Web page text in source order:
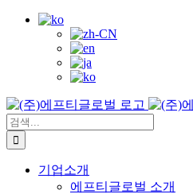
너
뛰
기
YouTube
검
색:
기업소개
에프티글로벌 소개